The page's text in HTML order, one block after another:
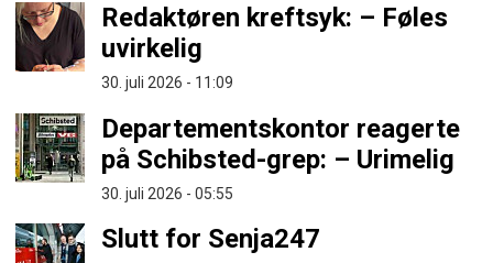
Redaktøren kreftsyk: – Føles
uvirkelig
30. juli 2026 - 11:09
Departementskontor reagerte
på Schibsted-grep: – Urimelig
30. juli 2026 - 05:55
Slutt for Senja247